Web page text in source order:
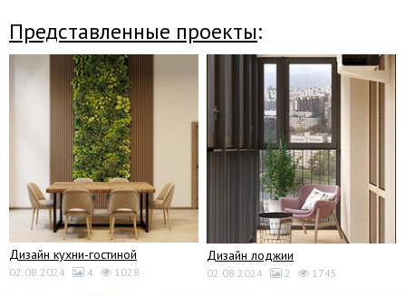
Представленные проекты:
Дизайн кухни-гостиной
02.08.2024 4 1028
Дизайн лоджии
02.08.2024 2 1745